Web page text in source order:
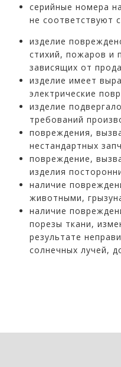
серийные номера
не соответствуют
изделие
стихий, пожаров и
зависящих от
изделие имеет
электрические
изделие
требований
повреждения,
нестандартных
повреждение,
изделия
наличие
животными,
наличие
порезы ткани,
результате
солнечных лучей,